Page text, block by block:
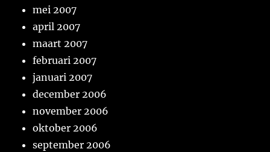
mei 2007
april 2007
maart 2007
februari 2007
januari 2007
december 2006
november 2006
oktober 2006
september 2006